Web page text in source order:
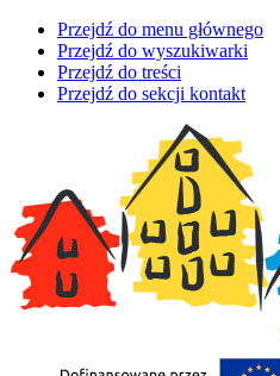
Przejdź do menu głównego
Przejdź do wyszukiwarki
Przejdź do treści
Przejdź do sekcji kontakt